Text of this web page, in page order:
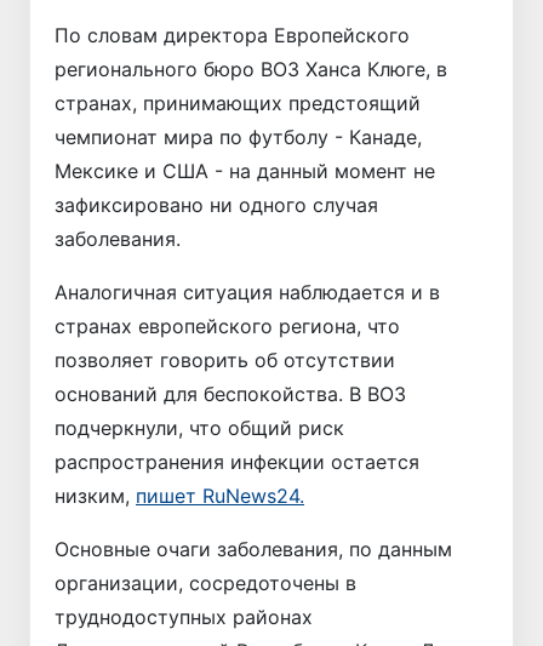
По словам директора Европейского
регионального бюро ВОЗ Ханса Клюге, в
странах, принимающих предстоящий
чемпионат мира по футболу - Канаде,
Мексике и США - на данный момент не
зафиксировано ни одного случая
заболевания.
Аналогичная ситуация наблюдается и в
странах европейского региона, что
позволяет говорить об отсутствии
оснований для беспокойства. В ВОЗ
подчеркнули, что общий риск
распространения инфекции остается
низким, пишет RuNews24.
Основные очаги заболевания, по данным
организации, сосредоточены в
труднодоступных районах